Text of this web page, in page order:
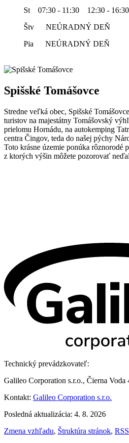
St 07:30 - 11:30 12:30 - 16:30
Štv NEÚRADNÝ DEŇ
Pia NEÚRADNÝ DEŇ
Spišské Tomášovce
Stredne veľká obec, Spišské
turistov na majestátny Tomášovský
prielomu Hornádu, na autokemping
centra Čingov, teda do našej pýchy
Toto krásne územie ponúka rôznorodé
z ktorých výšin môžete pozorovať
Technický prevádzkovateľ:
Galileo Corporation s.r.o., Čierna Voda
Kontakt: Galileo Corporation s.r.o.
Posledná aktualizácia: 4. 8. 2026
Zmena vzhľadu, Štruktúra stránok, RSS